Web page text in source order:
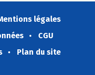
légales
CGU
Plan du site